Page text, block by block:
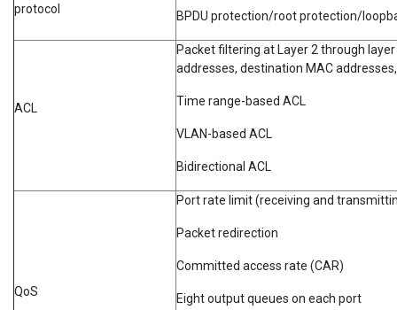
protocol
BPDU protection/root protection/
ACL
Packet filtering at Layer 2 through
addresses, destination MAC
Time range-based ACL
VLAN-based ACL
Bidirectional ACL
QoS
Port rate limit (receiving and
Packet redirection
Committed access rate (CAR)
Eight output queues on each port